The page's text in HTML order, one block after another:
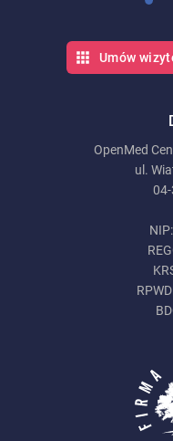
OpenMed
ul.
Umów